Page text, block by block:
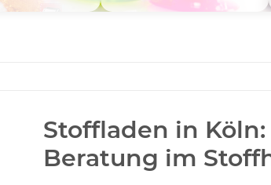
Stoffladen in
Beratung im